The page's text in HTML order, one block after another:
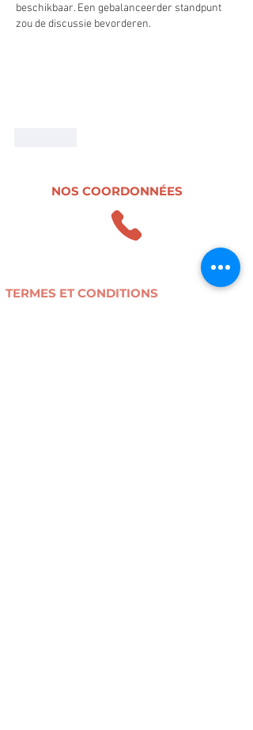
beschikbaar. Een gebalanceerder standpunt
zou de discussie bevorderen.
NOS COORDONNÉES
TERMES ET CONDITIONS